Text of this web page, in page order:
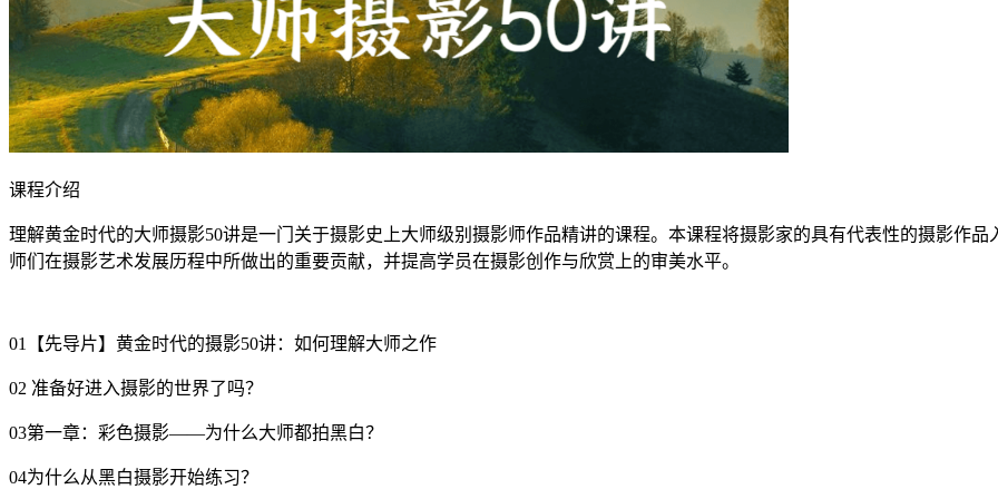
课程介绍
理解黄金时代的大师摄影50讲是一门关于摄影史上大师级别摄影师作品精讲的课程。本课程将摄影家的具有代表性的摄影作
师们在摄影艺术发展历程中所做出的重要贡献，并提高学员在摄影创作与欣赏上的审美水平。
01【先导片】黄金时代的摄影50讲：如何理解大师之作
02 准备好进入摄影的世界了吗？
03第一章：彩色摄影——为什么大师都拍黑白？
04为什么从黑白摄影开始练习？